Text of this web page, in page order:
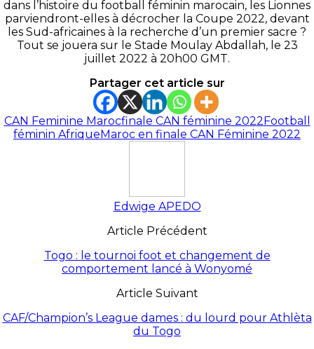
dans l’histoire du football féminin marocain, les Lionnes
parviendront-elles à décrocher la Coupe 2022, devant
les Sud-africaines à la recherche d’un premier sacre ?
Tout se jouera sur le Stade Moulay Abdallah, le 23
juillet 2022 à 20h00 GMT.
Partager cet article sur
CAN Feminine Marocfinale CAN féminine 2022Football
féminin AfriqueMaroc en finale CAN Féminine 2022
Edwige APEDO
Article Précédent
Togo : le tournoi foot et changement de
comportement lancé à Wonyomé
Article Suivant
CAF/Champion’s League dames : du lourd pour Athlèta
du Togo